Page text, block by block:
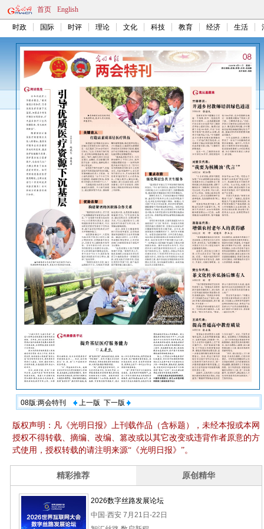
首页 English
时政 国际 时评 理论 文化 科技 教育 经济 生活
08版:两会特刊 上一版 下一版
版权声明：凡《光明日报》上刊载作品（含标题），未经本报或本网
授权不得转载、摘编、改编、篡改或以其它改变或违背作者原意的方
式使用，授权转载的请注明来源“《光明日报》”。